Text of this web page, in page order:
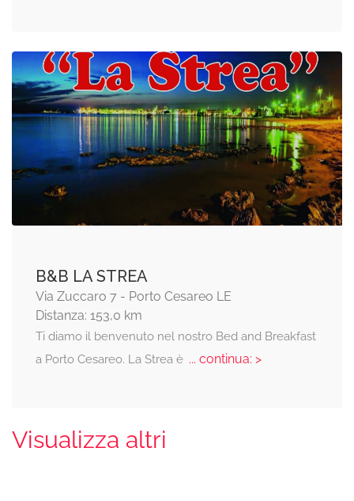
B&B LA STREA
Via Zuccaro 7 - Porto Cesareo LE
Distanza: 153,0 km
Ti diamo il benvenuto nel nostro Bed and Breakfast
a Porto Cesareo. La Strea è... continua: >
Visualizza altri